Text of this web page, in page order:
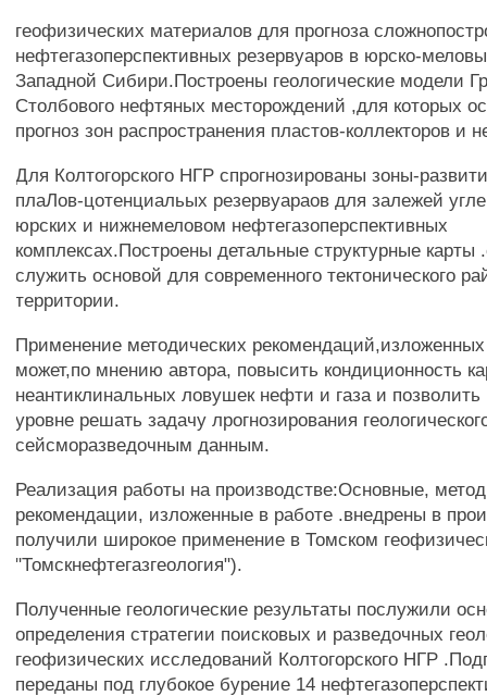
геофизических материалов для прогноза
нефтегазоперспективных резервуаров в юрско-
Западной Сибири.Построены геологические модели
Столбового нефтяных месторождений ,для которых
прогноз зон распространения пластов-коллекторов и
Для Колтогорского НГР спрогнозированы зоны-
плаЛов-цотенциальых резервуараов для залежей
юрских и нижнемеловом нефтегазоперспективных
комплексах.Построены детальные структурные карты
служить основой для современного тектонического
территории.
Применение методических
может,по мнению автора, повысить кондиционность
неантиклинальных ловушек нефти и газа и
уровне решать задачу лрогнозирования
сейсморазведочным данным.
Реализация работы на производстве:Основные,
рекомендации, изложенные в работе .внедрены в
получили широкое применение в Томском
"Томскнефтегазгеология").
Полученные геологические результаты послужили
определения стратегии поисковых и разведочных
геофизических исследований Колтогорского НГР
переданы под глубокое бурение 14